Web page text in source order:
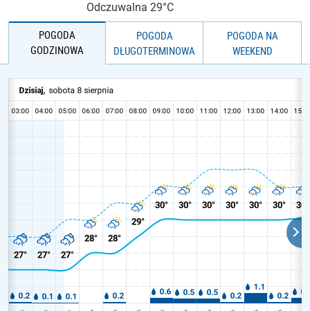
Odczuwalna 29°C
POGODA
GODZINOWA
POGODA
DŁUGOTERMINOWA
POGODA NA
WEEKEND